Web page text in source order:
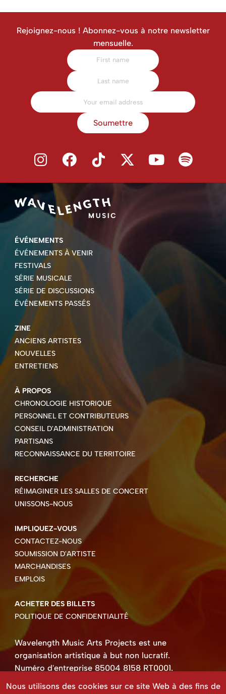
Rejoignez-nous ! Abonnez-vous à notre newsletter
mensuelle.
Soumettre
ÉVÉNEMENTS
ÉVÉNEMENTS À VENIR
FESTIVALS
SÉRIE MUSICALE
SÉRIE DE DISCUSSIONS
ÉVÉNEMENTS PASSÉS
ZINE
ANCIENS ARTISTES
NOUVELLES
ENTRETIENS
À PROPOS
CHRONOLOGIE HISTORIQUE
PERSONNEL ET CONTRIBUTEURS
CONSEIL D'ADMINISTRATION
PARTISANS
RECONNAISSANCE DU TERRITOIRE
RECHERCHE
RÉIMAGINER LES SALLES DE CONCERT
UNISSONS-NOUS
IMPLIQUEZ-VOUS
CONTACTEZ-NOUS
SOUMISSION D'ARTISTE
MARCHANDISES
EMPLOIS
ACHETER DES BILLETS
POLITIQUE DE CONFIDENTIALITÉ
Wavelength Music Arts Projects est une
organisation artistique à but non lucratif.
Numéro d'entreprise 85004 8158 RT0001.
Droits d'auteur ©2026 Wavelength Music Art
Nous utilisons des cookies sur ce site Web à des fins de